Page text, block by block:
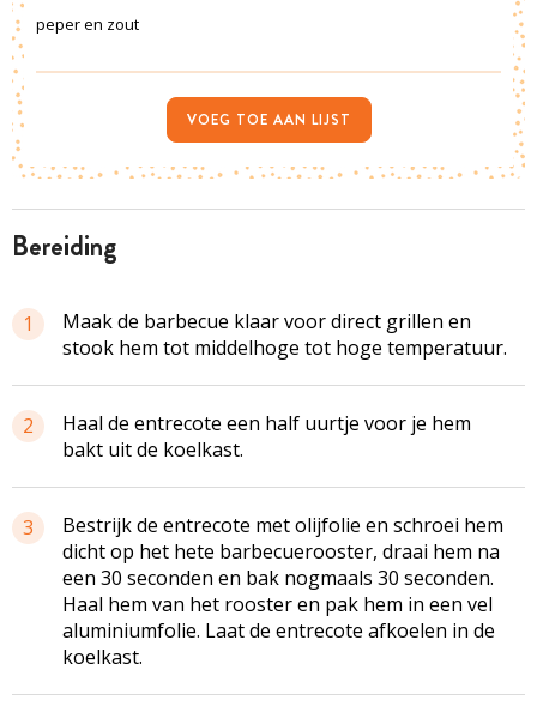
bereiding
1
Maak de barbecue klaar voor direct grillen en
stook hem tot middelhoge tot hoge temperatuur.
2
Haal de entrecote een half uurtje voor je hem
bakt uit de koelkast.
3
Bestrijk de entrecote met olijfolie en schroei hem
dicht op het hete barbecuerooster, draai hem na
een 30 seconden en bak nogmaals 30 seconden.
Haal hem van het rooster en pak hem in een vel
aluminiumfolie. Laat de entrecote afkoelen in de
koelkast.
peper en zout
VOEG TOE AAN LIJST